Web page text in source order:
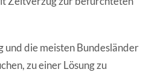
und die meisten Bundesländer
zu einer Lösung zu